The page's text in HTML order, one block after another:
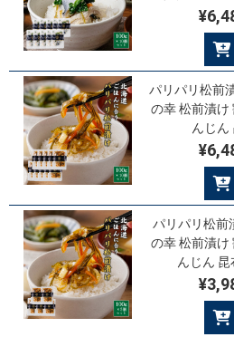
パリパリ松前
の幸 松前漬け
んじん
パリパリ松前
の幸 松前漬け
んじん 昆